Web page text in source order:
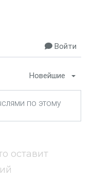
Войти
Новейшие
оставит